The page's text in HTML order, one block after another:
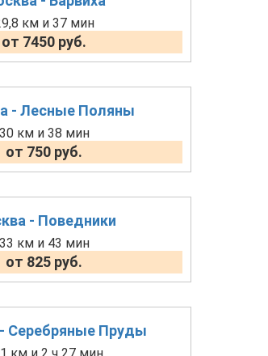
км и 37 мин
от 7450 руб.
- Лесные Поляны
30 км и 38 мин
от 750 руб.
- Поведники
33 км и 43 мин
от 825 руб.
Серебряные Пруды